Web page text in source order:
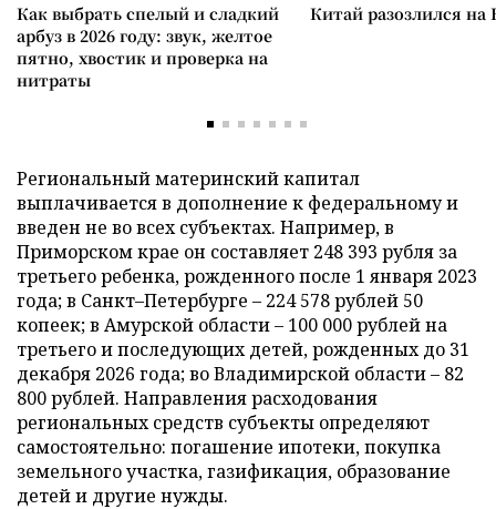
Как выбрать спелый и сладкий
арбуз в 2026 году: звук, желтое
пятно, хвостик и проверка на
нитраты
Китай разозлился на
Региональный материнский капитал
выплачивается в дополнение к федеральному и
введен не во всех субъектах. Например, в
Приморском крае он составляет 248 393 рубля за
третьего ребенка, рожденного после 1 января 2023
года; в Санкт–Петербурге – 224 578 рублей 50
копеек; в Амурской области – 100 000 рублей на
третьего и последующих детей, рожденных до 31
декабря 2026 года; во Владимирской области – 82
800 рублей. Направления расходования
региональных средств субъекты определяют
самостоятельно: погашение ипотеки, покупка
земельного участка, газификация, образование
детей и другие нужды.